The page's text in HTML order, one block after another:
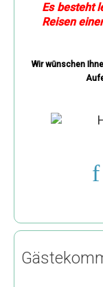
Es besteht
Reisen
Wir wünschen